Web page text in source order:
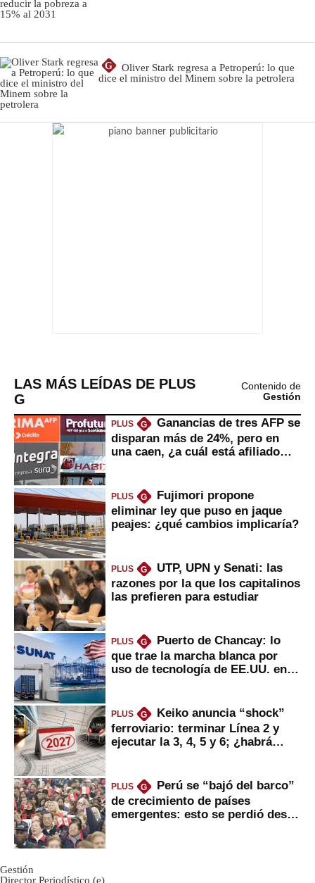
G
Oliver Stark regresa a Petroperú: lo que
dice el ministro del Minem sobre la petrolera
LAS MÁS LEÍDAS DE PLUS
G
Contenido de
Gestión
PLUS G
Ganancias de tres AFP se
disparan más de 24%, pero en
una caen, ¿a cuál está afiliado
PLUS G
Fujimori propone
eliminar ley que puso en jaque
peajes: ¿qué cambios implicaría?
PLUS G
UTP, UPN y Senati: las
razones por la que los capitalinos
las prefieren para estudiar
PLUS G
Puerto de Chancay: lo
que trae la marcha blanca por
uso de tecnología de EE.UU. en
PLUS G
Keiko anuncia “shock”
ferroviario: terminar Línea 2 y
ejecutar la 3, 4, 5 y 6; ¿habrá
PLUS G
Perú se “bajó del barco”
de crecimiento de países
emergentes: esto se perdió desde
Gestión
Director Periodístico (e)